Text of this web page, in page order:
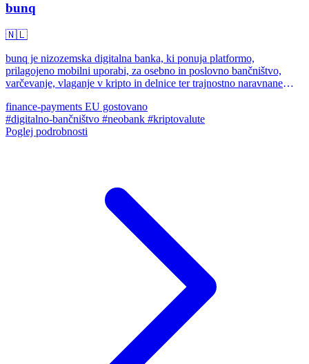
bunq
🇳🇱
bunq je nizozemska digitalna banka, ki ponuja platformo,
prilagojeno mobilni uporabi, za osebno in poslovno bančništvo,
varčevanje, vlaganje v kripto in delnice ter trajnostno naravnane
finance-payments EU gostovano
#digitalno-bančništvo #neobank #kriptovalute
Poglej podrobnosti